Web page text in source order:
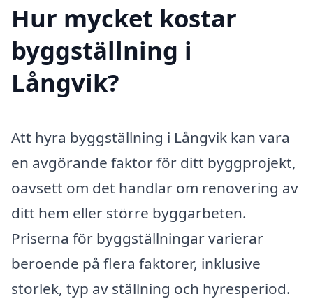
Hur mycket kostar
byggställning i
Långvik?
Att hyra byggställning i Långvik kan vara
en avgörande faktor för ditt byggprojekt,
oavsett om det handlar om renovering av
ditt hem eller större byggarbeten.
Priserna för byggställningar varierar
beroende på flera faktorer, inklusive
storlek, typ av ställning och hyresperiod.